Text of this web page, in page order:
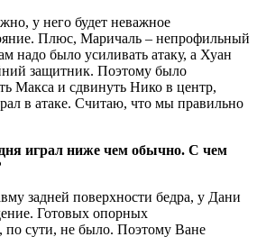
у него будет неважное
Плюс, Маричаль – непрофильный
надо было усиливать атаку, а Хуан
защитник. Поэтому было
Макса и сдвинуть Нико в центр,
в атаке. Считаю, что мы правильно
играл ниже чем обычно. С чем
задней поверхности бедра, у Дани
Готовых опорных
по сути, не было. Поэтому Ване